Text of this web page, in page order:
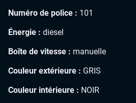
Numéro de police : 101
Énergie : diesel
Boîte de vitesse : manuelle
Couleur extérieure : GRIS
Couleur intérieure : NOIR